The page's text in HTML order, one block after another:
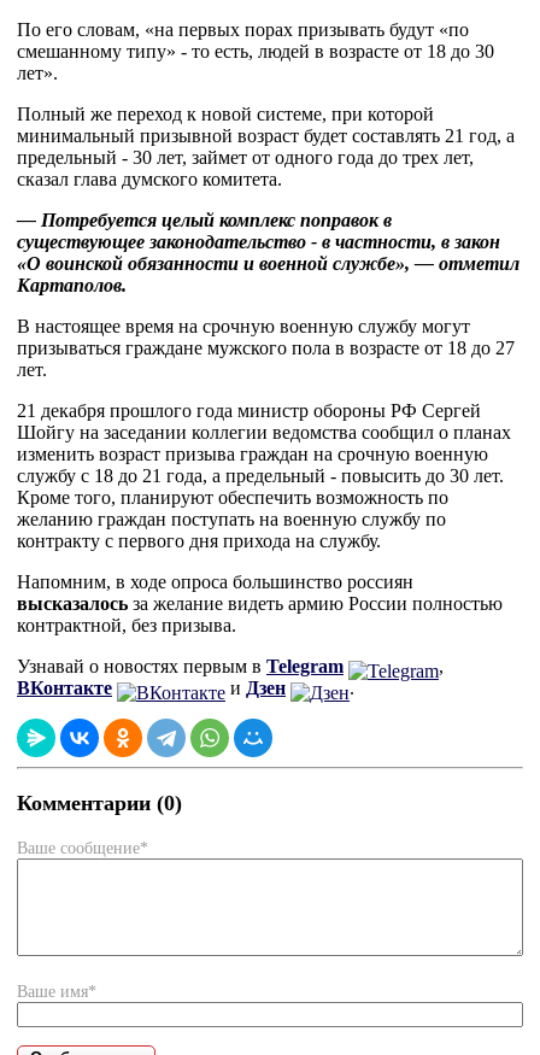
По его словам, «на первых порах призывать будут «по
смешанному типу» - то есть, людей в возрасте от 18 до 30
лет».
Полный же переход к новой системе, при которой
минимальный призывной возраст будет составлять 21 год, а
предельный - 30 лет, займет от одного года до трех лет,
сказал глава думского комитета.
— Потребуется целый комплекс поправок в
существующее законодательство - в частности, в закон
«О воинской обязанности и военной службе», — отметил
Картаполов.
В настоящее время на срочную военную службу могут
призываться граждане мужского пола в возрасте от 18 до 27
лет.
21 декабря прошлого года министр обороны РФ Сергей
Шойгу на заседании коллегии ведомства сообщил о планах
изменить возраст призыва граждан на срочную военную
службу с 18 до 21 года, а предельный - повысить до 30 лет.
Кроме того, планируют обеспечить возможность по
желанию граждан поступать на военную службу по
контракту с первого дня прихода на службу.
Напомним, в ходе опроса большинство россиян
высказалось за желание видеть армию России полностью
контрактной, без призыва.
Узнавай о новостях первым в Telegram
,
ВКонтакте
и Дзен .
Комментарии (0)
Ваше сообщение*
Ваше имя*